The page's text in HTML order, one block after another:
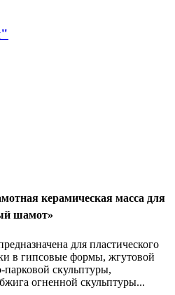
керамическая масса для
шамот»
для пластического
в гипсовые формы, жгутовой
парковой скульптуры,
огненной скульптуры...